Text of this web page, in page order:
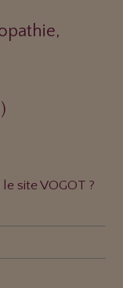
site VOGOT ?